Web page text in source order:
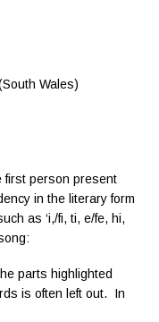
Wales)
first person present
in the literary form
as ‘i,/fi, ti, e/fe, hi,
parts highlighted
is often left out. In